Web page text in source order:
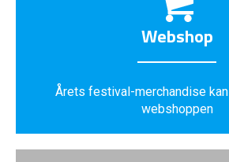
Webshop
Årets festival-merchandise
webshoppen